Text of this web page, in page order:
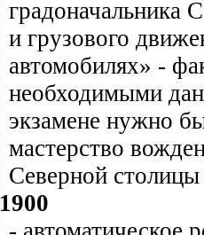
градоначальника
и грузового
автомобилях» -
необходимыми
экзамене нужно
мастерство
Северной столицы
1900